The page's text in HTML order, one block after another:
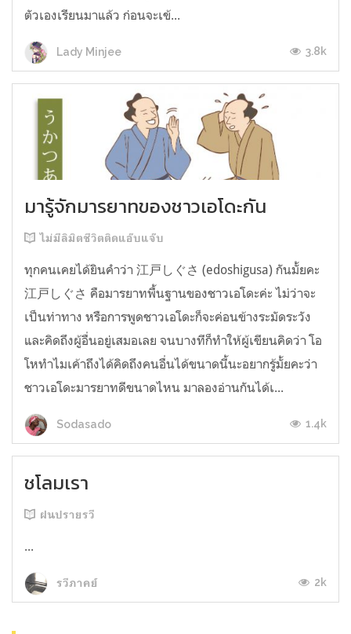
ตัวเองเรียนมาแล้ว ก่อนจะเข้...
Lady Minjee 3.8k
มารู้จักมารยาทของชาวเอโดะกัน
ไม่มีลิมิตชีวิตติดแอ๊บแจ๊บ
ทุกคนเคยได้ยินคำว่า 江戸しぐさ (edoshigusa) กันมั้ยคะ
江戸しぐさ คือมารยาทพื้นฐานของชาวเอโดะค่ะ ไม่ว่าจะ
เป็นท่าทาง หรือการพูดชาวเอโดะก็จะค่อนข้างระมัดระวัง
และคิดถึงผู้อื่นอยู่เสมอเลย จนบางทีก็ทำให้ผู้เขียนคิดว่า โอ
โหทำไมเค้าถึงได้คิดถึงคนอื่นได้ขนาดนี้นะอยากรู้มั้ยคะว่า
ชาวเอโดะมารยาทดีขนาดไหน มาลองอ่านกันได้เ...
Sodasado 1.4k
ชโลมเรา
ฝนปรายรวี
...
รวีภาคย์ 2k